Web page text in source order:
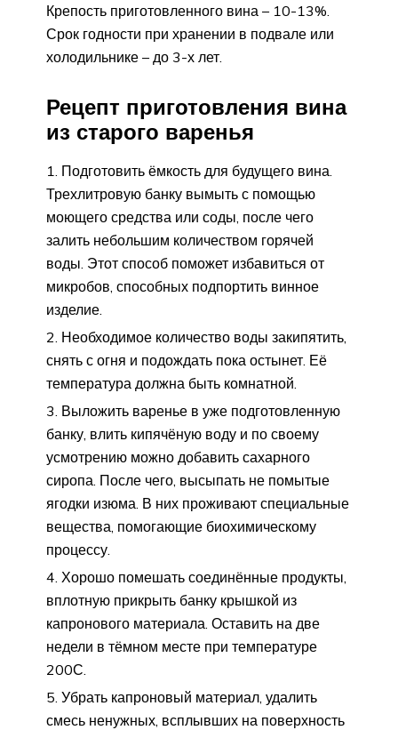
Крепость приготовленного вина – 10-13%.
Срок годности при хранении в подвале или
холодильнике – до 3-х лет.
Рецепт приготовления вина
из старого варенья
Подготовить ёмкость для будущего вина.
Трехлитровую банку вымыть с помощью
моющего средства или соды, после чего
залить небольшим количеством горячей
воды. Этот способ поможет избавиться от
микробов, способных подпортить винное
изделие.
Необходимое количество воды закипятить,
снять с огня и подождать пока остынет. Её
температура должна быть комнатной.
Выложить варенье в уже подготовленную
банку, влить кипячёную воду и по своему
усмотрению можно добавить сахарного
сиропа. После чего, высыпать не помытые
ягодки изюма. В них проживают специальные
вещества, помогающие биохимическому
процессу.
Хорошо помешать соединённые продукты,
вплотную прикрыть банку крышкой из
капронового материала. Оставить на две
недели в тёмном месте при температуре
200С.
Убрать капроновый материал, удалить
смесь ненужных, всплывших на поверхность